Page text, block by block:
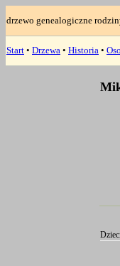
drzewo genealogiczne
Start • Drzewa • Historia •